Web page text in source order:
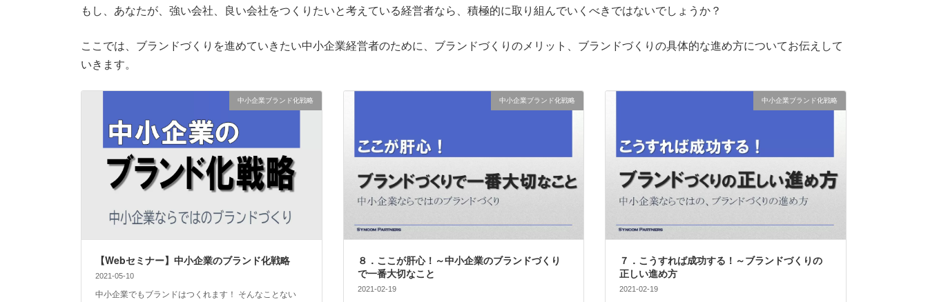
もし、あなたが、強い会社、良い会社をつくりたいと考えている経営者なら、積極的に取り組んでいくべきではないでしょうか？
ここでは、ブランドづくりを進めていきたい中小企業経営者のために、ブランドづくりのメリット、ブランドづくりの具体的な進め方についてお伝えして
いきます。
中小企業ブランド化戦略
【Webセミナー】中小企業のブランド化戦略
2021-05-10
中小企業でもブランドはつくれます！ そんなことない
中小企業ブランド化戦略
８．ここが肝心！～中小企業のブランドづくり
で一番大切なこと
2021-02-19
中小企業ブランド化戦略
７．こうすれば成功する！～ブランドづくりの
正しい進め方
2021-02-19